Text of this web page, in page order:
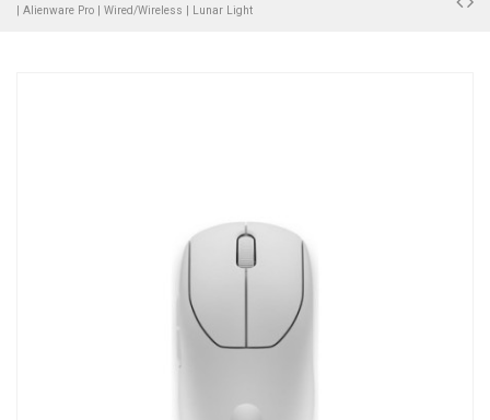
| Alienware Pro | Wired/Wireless | Lunar Light